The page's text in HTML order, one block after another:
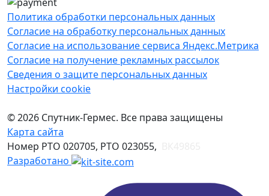
Политика обработки персональных данных
Согласие на обработку персональных данных
Согласие на использование сервиса Яндекс.Метрика
Согласие на получение рекламных рассылок
Сведения о защите персональных данных
Настройки cookie
© 2026 Спутник-Гермес. Все права защищены
Карта сайта
Номер РТО 020705, РТО 023055,
Разработано